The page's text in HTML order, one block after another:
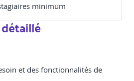
s minimum
et des fonctionnalités de